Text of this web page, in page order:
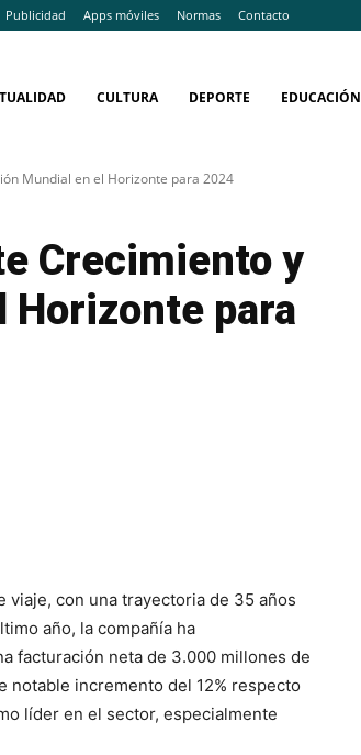
Publicidad Apps móviles Normas Contacto
CULTURA DEPORTE EDUCACIÓN
Mundial en el Horizonte para 2024
Crecimiento y
Horizonte para
con una trayectoria de 35 años
año, la compañía ha
facturación neta de 3.000 millones de
notable incremento del 12% respecto
líder en el sector, especialmente